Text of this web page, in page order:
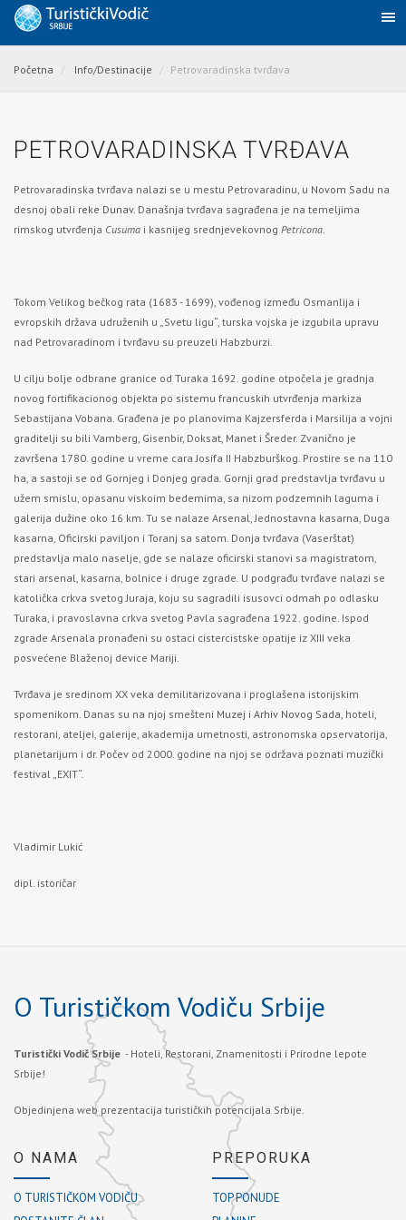
Početna Info/Destinacije Petrovaradinska tvrđava
PETROVARADINSKA TVRĐAVA
Petrovaradinska tvrđava nalazi se u mestu Petrovaradinu, u Novom Sadu na
desnoj obali reke Dunav. Današnja tvrđava sagrađena je na temeljima
rimskog utvrđenja Cusuma i kasnijeg srednjevekovnog Petricona.
Tokom Velikog bečkog rata (1683 - 1699), vođenog između Osmanlija i
evropskih država udruženih u „Svetu ligu“, turska vojska je izgubila upravu
nad Petrovaradinom i tvrđavu su preuzeli Habzburzi.
U cilju bolje odbrane granice od Turaka 1692. godine otpočela je gradnja
novog fortifikacionog objekta po sistemu francuskih utvrđenja markiza
Sebastijana Vobana. Građena je po planovima Kajzersferda i Marsilija a vojni
graditelji su bili Vamberg, Gisenbir, Doksat, Manet i Šreder. Zvanično je
završena 1780. godine u vreme cara Josifa II Habzburškog. Prostire se na 110
ha, a sastoji se od Gornjeg i Donjeg grada. Gornji grad predstavlja tvrđavu u
užem smislu, opasanu viskoim bedemima, sa nizom podzemnih laguma i
galerija dužine oko 16 km. Tu se nalaze Arsenal, Jednostavna kasarna, Duga
kasarna, Oficirski paviljon i Toranj sa satom. Donja tvrđava (Vaserštat)
predstavlja malo naselje, gde se nalaze oficirski stanovi sa magistratom,
stari arsenal, kasarna, bolnice i druge zgrade. U podgrađu tvrđave nalazi se
katolička crkva svetog Juraja, koju su sagradili isusovci odmah po odlasku
Turaka, i pravoslavna crkva svetog Pavla sagrađena 1922. godine. Ispod
zgrade Arsenala pronađeni su ostaci cistercistske opatije iz XIII veka
posvećene Blaženoj device Mariji.
Tvrđava je sredinom XX veka demilitarizovana i proglašena istorijskim
spomenikom. Danas su na njoj smešteni Muzej i Arhiv Novog Sada, hoteli,
restorani, ateljei, galerije, akademija umetnosti, astronomska opservatorija,
planetarijum i dr. Počev od 2000. godine na njoj se održava poznati muzički
festival „EXIT“.
Vladimir Lukić
dipl. istoričar
O Turističkom Vodiču Srbije
Turistički Vodič Srbije - Hoteli, Restorani, Znamenitosti i Prirodne lepote
Srbije!
Objedinjena web prezentacija turističkih potencijala Srbije.
O NAMA
O TURISTIČKOM VODIČU
PREPORUKA
TOP PONUDE